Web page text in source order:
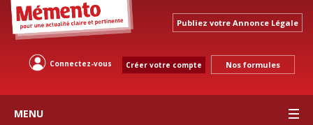
Publiez votre Annonce Légale
Connectez-vous Créer votre compte Nos formules
MENU